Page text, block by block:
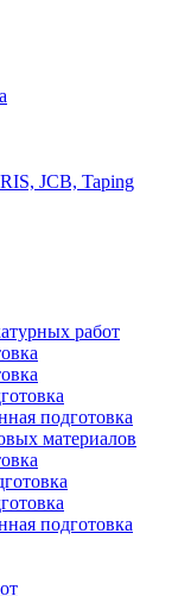
JCB, Taping
работ
подготовка
материалов
подготовка